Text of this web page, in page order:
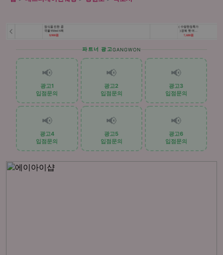
파트너 광고GANGWON
📢
광고1
입점문의
📢
광고2
입점문의
📢
광고3
입점문의
📢
광고4
입점문의
📢
광고5
입점문의
📢
광고6
입점문의